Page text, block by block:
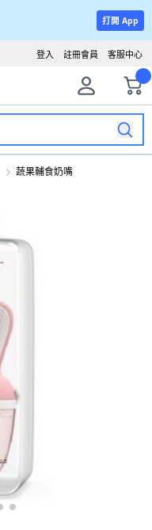
打開 App
客服中心
註冊會員
登入
蔬果輔食奶嘴